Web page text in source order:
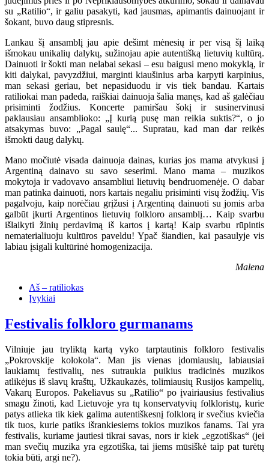
su „Ratilio“, ir galiu pasakyti, kad jausmas, apimantis dainuojant ir
šokant, buvo daug stipresnis.
Lankau šį ansamblį jau apie dešimt mėnesių ir per visą šį laiką
išmokau unikalių dalykų, sužinojau apie autentišką lietuvių kultūrą.
Dainuoti ir šokti man nelabai sekasi – esu baigusi meno mokyklą, ir
kiti dalykai, pavyzdžiui, marginti kiaušinius arba karpyti karpinius,
man sekasi geriau, bet nepasiduodu ir vis tiek bandau. Kartais
ratiliokai man padeda, raiškiai dainuoja šalia manęs, kad aš galėčiau
prisiminti žodžius. Koncerte pamiršau šokį ir susinervinusi
paklausiau ansamblioko: „Į kurią pusę man reikia suktis?“, o jo
atsakymas buvo: „Pagal saulę“... Supratau, kad man dar reikės
išmokti daug dalykų.
Mano močiutė visada dainuoja dainas, kurias jos mama atvykusi į
Argentiną dainavo su savo seserimi. Mano mama – muzikos
mokytoja ir vadovavo ansambliui lietuvių bendruomenėje. O dabar
man patinka dainuoti, nors kartais negaliu prisiminti visų žodžių. Vis
pagalvoju, kaip norėčiau grįžusi į Argentiną dainuoti su jomis arba
galbūt įkurti Argentinos lietuvių folkloro ansamblį… Kaip svarbu
išlaikyti žinių perdavimą iš kartos į kartą! Kaip svarbu rūpintis
nematerialiuoju kultūros paveldu! Ypač šiandien, kai pasaulyje vis
labiau įsigali kultūrinė homogenizacija.
Malena
Aš – ratiliokas
Įvykiai
Festivalis folkloro gurmanams
Vilniuje jau tryliktą kartą vyko tarptautinis folkloro festivalis
„Pokrovskije kolokola“. Man jis vienas įdomiausių, labiausiai
laukiamų festivalių, nes sutraukia puikius tradicinės muzikos
atlikėjus iš slavų kraštų, Užkaukazės, tolimiausių Rusijos kampelių,
Vakarų Europos. Pakeliavus su „Ratilio“ po įvairiausius festivalius
smagu žinoti, kad Lietuvoje yra tų konservatyvių folkloristų, kurie
patys atlieka tik kiek galima autentiškesnį folklorą ir svečius kviečia
tik tuos, kurie patiks išrankiesiems tokios muzikos fanams. Tai yra
festivalis, kuriame jautiesi tikrai savas, nors ir kiek „egzotiškas“ (jei
man svečių muzika yra egzotiška, tai jiems mūsiškė taip pat turėtų
tokia būti, argi ne?).